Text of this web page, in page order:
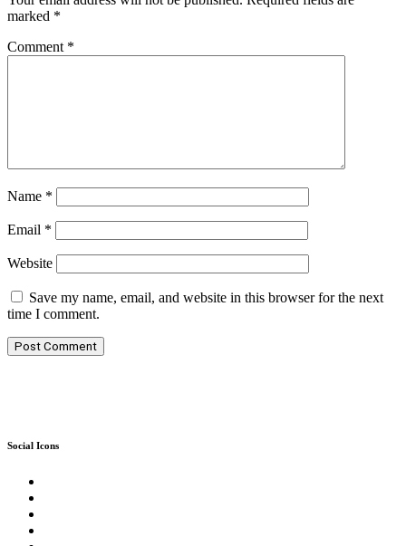
marked *
Comment *
Name *
Email *
Website
Save my name, email, and website in this browser for the next
time I comment.
Social Icons